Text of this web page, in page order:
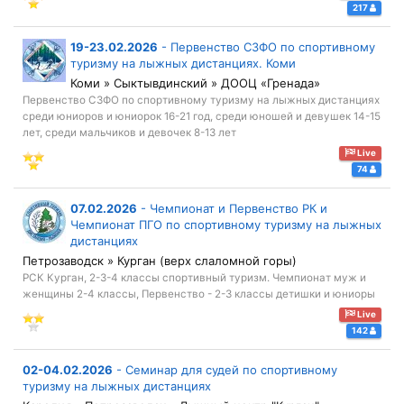
217
19-23.02.2026 - Первенство СЗФО по спортивному
туризму на лыжных дистанциях. Коми
Коми » Сыктывдинский » ДООЦ «Гренада»
Первенство СЗФО по спортивному туризму на лыжных дистанциях
среди юниоров и юниорок 16-21 год, среди юношей и девушек 14-15
лет, среди мальчиков и девочек 8-13 лет
Live
74
07.02.2026 - Чемпионат и Первенство РК и
Чемпионат ПГО по спортивному туризму на лыжных
дистанциях
Петрозаводск » Курган (верх слаломной горы)
РСК Курган, 2-3-4 классы спортивный туризм. Чемпионат муж и
женщины 2-4 классы, Первенство - 2-3 классы детишки и юниоры
Live
142
02-04.02.2026 - Семинар для судей по спортивному
туризму на лыжных дистанциях